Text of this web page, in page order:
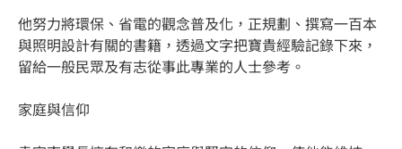
他努力將環保、省電的觀念普及化，正規劃、撰寫一百本
與照明設計有關的書籍，透過文字把寶貴經驗記錄下來，
留給一般民眾及有志從事此專業的人士參考。
家庭與信仰